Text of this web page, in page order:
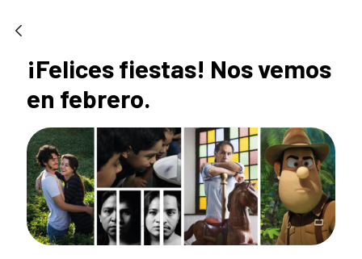
¡Felices fiestas! Nos vemos
en febrero.